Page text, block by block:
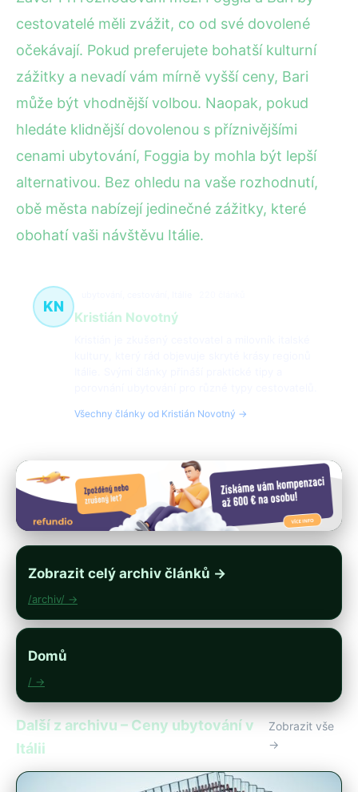
cestovatelé měli zvážit, co od své dovolené
očekávají. Pokud preferujete bohatší kulturní
zážitky a nevadí vám mírně vyšší ceny, Bari
může být vhodnější volbou. Naopak, pokud
hledáte klidnější dovolenou s příznivějšími
cenami ubytování, Foggia by mohla být lepší
alternativou. Bez ohledu na vaše rozhodnutí,
obě města nabízejí jedinečné zážitky, které
obohatí vaši návštěvu Itálie.
KN
Kristián Novotný
Všechny články od Kristián Novotný →
Zobrazit celý archiv článků →
/archiv/ →
Domů
/ →
Další z archivu – Ceny ubytování v
Itálii
Zobrazit vše
→